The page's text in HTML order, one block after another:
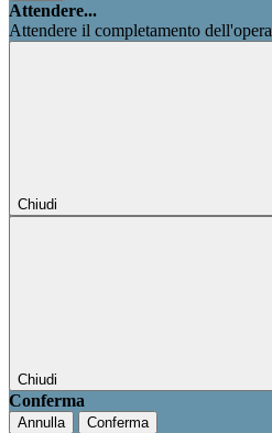
Attendere...
Attendere il completamento
Chiudi
Chiudi
Conferma
Annulla Conferma